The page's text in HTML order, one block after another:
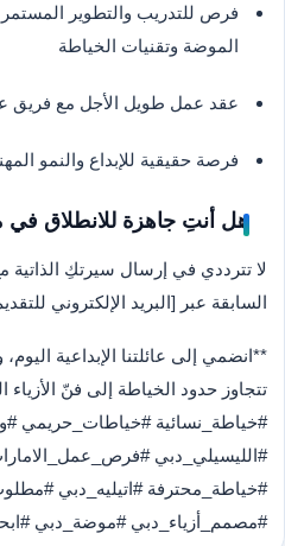
فرص للتدريب والتطوير
الموضة وتقنيات الخياطة
عقد عمل طويل الأجل مع فريق
فرصة حقيقية للإبداع والنمو
هل أنتِ جاهزة للانطلاق في
لا تترددي في إرسال سيرتكِ الذاتية
السابقة عبر [البريد الإلكتروني
**انضمي إلى عائلتنا الإبداعية
تتجاوز حدود الخياطة إلى فنّ الأزياء
#خياطة_نسائية #خياطات_حريمي
#الليسيلي_دبي
#خياطة_محترفة #اتيليه_دبي
#مصمم_أزياء_دبي #موضة_دبي